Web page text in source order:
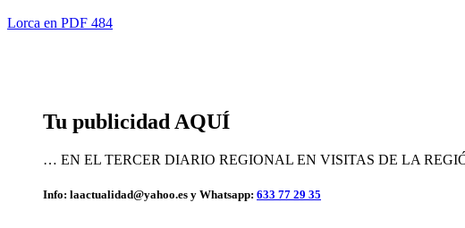
Lorca en PDF 484
Tu publicidad AQUÍ
… EN EL TERCER DIARIO REGIONAL EN VISITAS DE LA
Info: laactualidad@yahoo.es y Whatsapp: 633 77 29 35